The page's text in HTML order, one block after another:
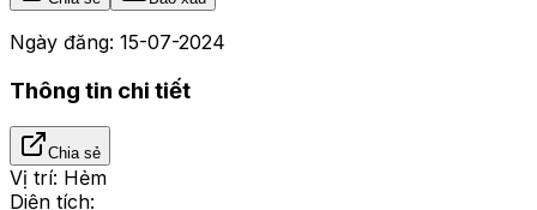
Ngày đăng: 15-07-2024
Thông tin chi tiết
Chia sẻ
Vị trí: Hẻm
Diện tích: